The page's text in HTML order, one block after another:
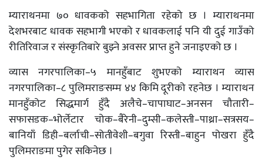
म्याराथनमा ७० धावकको सहभागिता रहेको छ । म्याराथनमा
देशभरबाट धावक सहभागी भएको र धावकलाई पनि यी दुई गाउँको
रीतिरिवाज र संस्कृतिबारे बुझ्ने अवसर प्राप्त हुने जनाइएको छ ।
व्यास नगरपालिका–५ मानहुँबाट शुभएको म्याराथन व्यास
नगरपालिका–८ पुलिमराङसम्म ४४ किमि दूरीको रहनेछ । म्याराथन
मानहुँकोट सिद्धमार्ग हुँदै अलैचे–चापाघाट–अनसन चौतारी–
सफासडक–भोर्लेटार चोक–बैरेनी–दुम्सी–कलेस्ती–पाथ्रा–सत्रसय–
बानियाँ डिही–बर्लाची–सोतीवेशी–बगुवा रिस्ती–बाहुन पोखरा हुँदै
पुलिमराङमा पुगेर सकिनेछ ।